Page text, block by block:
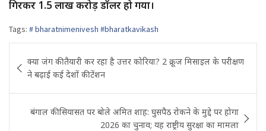
गिरकर 1.5 लाख करोड़ डॉलर हो गया।
Tags: # bharatnimenivesh #bharatkavikash
navigation
क्या जंग की तैयारी कर रहा है उत्तर कोरिया? 2 क्रूज मिसाइल के परीक्षण
ने बढ़ाई कई देशों की टेंशन
बंगाल की सियासत पर बोले अमित शाह: घुसपैठ रोकने के मुद्दे पर होगा
2026 का चुनाव; यह राष्ट्रीय सुरक्षा का मामला